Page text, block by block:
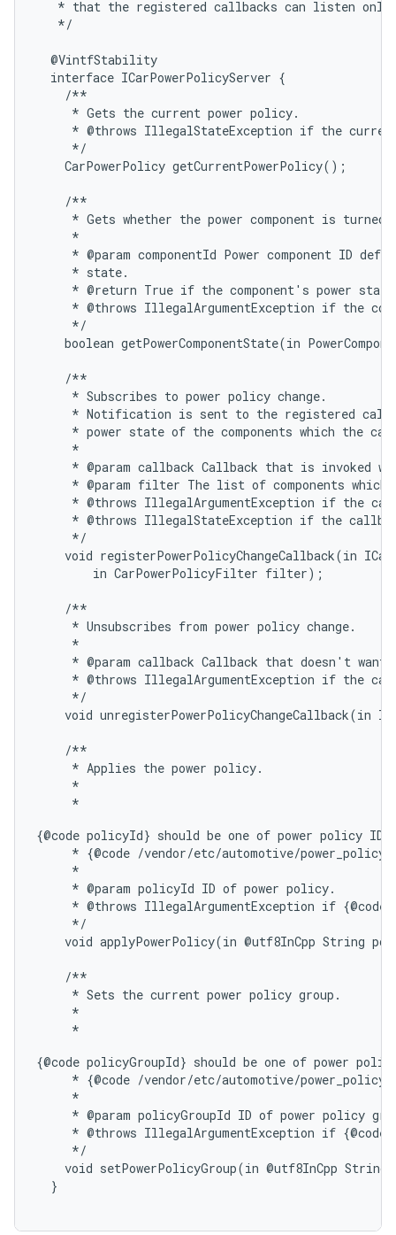
* that the registered callbacks can listen
   */
  @VintfStability
  interface ICarPowerPolicyServer {
    /**
     * Gets the current power policy.
* @throws IllegalStateException if the
     */
    CarPowerPolicy getCurrentPowerPolicy();
    /**
* Gets whether the power component is turned
     *
* @param componentId Power component ID
     * state.
* @return True if the component's power
* @throws IllegalArgumentException if the
     */
boolean getPowerComponentState(in
    /**
     * Subscribes to power policy change.
* Notification is sent to the registered
* power state of the components which the
     *
* @param callback Callback that is invoked
* @param filter The list of components which
* @throws IllegalArgumentException if the
* @throws IllegalStateException if the
     */
void registerPowerPolicyChangeCallback(in
        in CarPowerPolicyFilter filter);
    /**
     * Unsubscribes from power policy change.
     *
* @param callback Callback that doesn't want
* @throws IllegalArgumentException if the
     */
void unregisterPowerPolicyChangeCallback(in
    /**
     * Applies the power policy.
     *
     *
{@code policyId} should be one of power policy
* {@code /vendor/etc/automotive/
     *
     * @param policyId ID of power policy.
* @throws IllegalArgumentException if {@code
     */
void applyPowerPolicy(in @utf8InCpp String
    /**
     * Sets the current power policy group.
     *
     *
{@code policyGroupId} should be one of power
* {@code /vendor/etc/automotive/
     *
* @param policyGroupId ID of power policy
* @throws IllegalArgumentException if {@code
     */
void setPowerPolicyGroup(in @utf8InCpp String